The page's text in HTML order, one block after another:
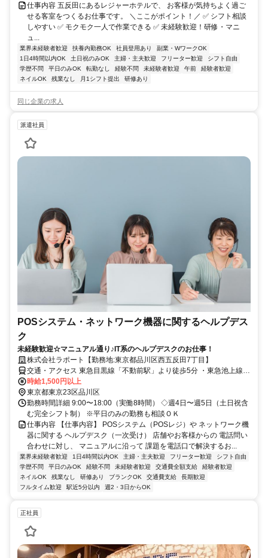
仕事内容 五反田にあるレジャーホテルで、 お客様が気持ちよく過ご
せる客室をつくるお仕事です。 ＼ここがポイント！／ ✅ シフト相談
しやすい ✅ モクモク一人で作業できる ✅ 未経験歓迎！研修・マニ
ュ...
業界未経験者歓迎 扶養内勤務OK 社員登用あり
副業・WワークOK
1日4時間以内OK
土日祝のみOK 主婦・主夫歓迎 フリーター歓迎
シフト自由
学歴不問
平日のみOK 転勤なし 経験不問 未経験者歓迎 午前
経験者歓迎
ネイルOK
残業なし 月1シフト提出 研修あり
同じ企業の求人
派遣社員
POSシステム・ネットワーク機器に関するヘルプデス
ク
未経験歓迎☆マニュアル通り♪IT系のヘルプデスクのお仕事！
株式会社ラポート【勤務地:東京都品川区西五反田7丁目】
交通・アクセス 東急目黒線「不動前駅」より徒歩5分 ・東急池上線
「大崎広小路駅」より徒歩7分・山手線／都営浅草線「五反田駅」よ
り徒歩10分 ※JR「五反田駅」より無料シャトルバスあり
時給1,500円以上
東京都東京23区品川区
勤務時間詳細 9:00〜18:00（実働8時間） ◇週4日〜週5日（土日祝含
む完全シフト制） ※平日のみの勤務も相談ＯＫ
仕事内容 【仕事内容】 POSシステム（POSレジ）や ネットワーク機
器に関する ヘルプデスク（一次受け） 店舗やお客様からの 電話問い
合わせに対し、 マニュアルに沿って 課題を電話口で解決するお...
業界未経験者歓迎 1日4時間以内OK 主婦・主夫歓迎 フリーター歓迎
シフト自由
学歴不問
平日のみOK 経験不問 未経験者歓迎 交通費全額支給
経験者歓迎
ネイルOK
残業なし 研修あり ブランクOK 交通費支給
長期歓迎
フルタイム歓迎
駅近5分以内 週2・3日からOK
正社員